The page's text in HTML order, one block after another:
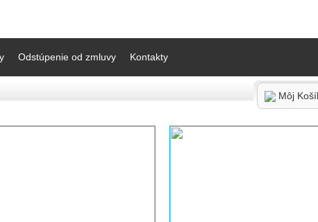
Odstúpenie od zmluvy Kontakty
Môj